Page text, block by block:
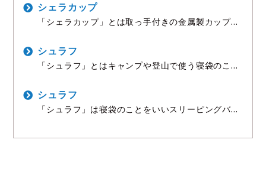
番ギアです。 ガス缶を直接接続するタイプや、燃料
ホースで分離
シェラカップ
「シェラカップ」とは取っ手付きの金属製カップの
護団体)が会員に配布したカップが起源で、その軽
量性と多用途性
シュラフ
「シュラフ」とはキャンプや登山で使う寝袋のこと
ク)」で、日本のキャンプ業界では略して「シュラ
フ」
シュラフ
「シュラフ」は寝袋のことをいいスリーピングバッ
ンプ向けとされることが多いです。 初心者なら化繊